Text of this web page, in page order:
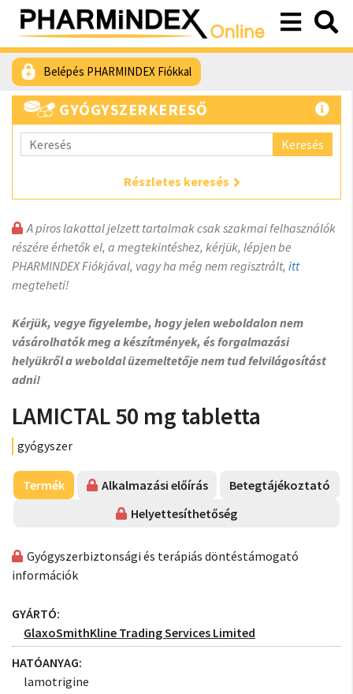
Belépés PHARMINDEX Fiókkal
GYÓGYSZERKERESŐ
Keresés
Részletes keresés
A piros lakattal jelzett tartalmak csak szakmai felhasználók
részére érhetők el, a megtekintéshez, kérjük, lépjen be
PHARMINDEX Fiókjával, vagy ha még nem regisztrált, itt
megteheti!
Kérjük, vegye figyelembe, hogy jelen weboldalon nem
vásárolhatók meg a készítmények, és forgalmazási
helyükről a weboldal üzemeltetője nem tud felvilágosítást
adni!
LAMICTAL 50 mg tabletta
gyógyszer
Termék Alkalmazási előírás
Betegtájékoztató
Helyettesíthetőség
Gyógyszerbiztonsági és terápiás döntéstámogató
információk
GYÁRTÓ:
GlaxoSmithKline Trading Services Limited
HATÓANYAG:
lamotrigine